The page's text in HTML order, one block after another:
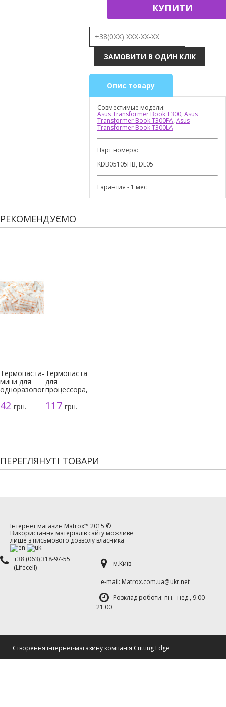
КУПИТИ
Опис товару
Совместимые модели:
Asus Transformer Book T300, Asus
Transformer Book T300FA, Asus
Transformer Book T300LA
Парт номера:
KDB05105HB, DE05
Гарантия - 1 мес
РЕКОМЕНДУЄМО
Термопаста-
мини для
одноразового
42 грн.
Термопаста
для
процессора,
117грн.
ПЕРЕГЛЯНУТІ ТОВАРИ
Інтернет магазин Matrox™ 2015 ©
Використання матеріалів сайту можливе
лише з письмового дозволу власника
+38 (063) 318-97-55
(Lifecell)
м.Київ
е-mаil: Matrox.com.ua@ukr.net
Розклад роботи: пн.- нед., 9.00-
21.00
Cтворення інтернет-магазину компанія Cutting Edge